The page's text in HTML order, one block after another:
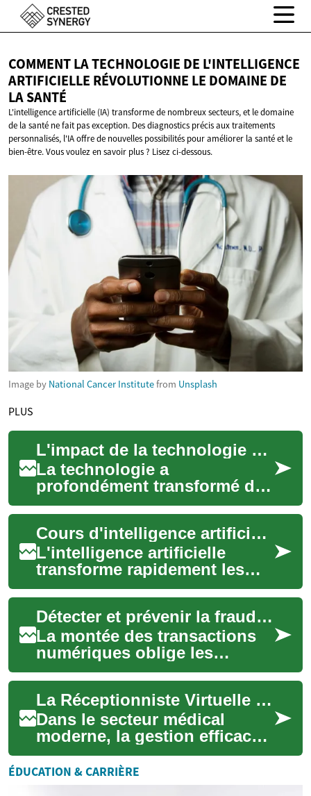
COMMENT LA TECHNOLOGIE DE L'INTELLIGENCE
ARTIFICIELLE RÉVOLUTIONNE LE DOMAINE DE
LA SANTÉ
L'intelligence artificielle (IA) transforme de nombreux secteurs, et le domaine
de la santé ne fait pas exception. Des diagnostics précis aux traitements
personnalisés, l'IA offre de nouvelles possibilités pour améliorer la santé et le
bien-être. Vous voulez en savoir plus ? Lisez ci-dessous.
Image by National Cancer Institutefrom Unsplash
PLUS
L'impact de la technologie sur les pratiques de soin
La technologie a
profondément transformé de
nombreux aspects de nos
vies, et le secteur de la santé
ne fait pas excep...
Cours d'intelligence artificielle : guide clair pour débuter
L'intelligence artificielle
transforme rapidement les
métiers, l'éducation et la
recherche. Pour les
personnes qui so...
Détecter et prévenir la fraude grâce à l'intelligence artificielle
La montée des transactions
numériques oblige les
établissements financiers à
renforcer la détection et la
prévention ...
La Réceptionniste Virtuelle : Une Solution Innovante pour les Établissements de Santé
Dans le secteur médical
moderne, la gestion efficace
de l'accueil est devenue un
enjeu majeur. La
réceptionniste virt...
ÉDUCATION & CARRIÈRE